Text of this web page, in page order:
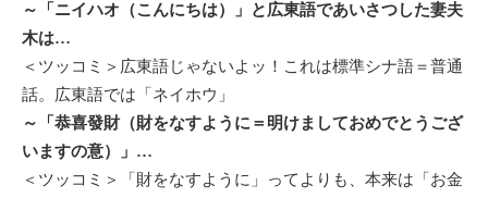
～「ニイハオ（こんにちは）」と広東語であいさつした妻夫
木は…
＜ツッコミ＞広東語じゃないよッ！これは標準シナ語＝普通
話。広東語では「ネイホウ」
～「恭喜發財（財をなすように＝明けましておめでとうござ
いますの意）」…
＜ツッコミ＞「財をなすように」ってよりも、本来は「お金